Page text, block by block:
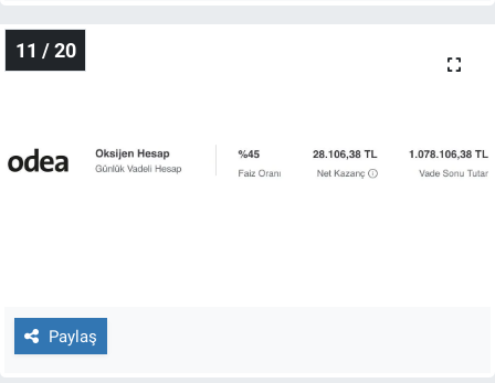
11 / 20
Paylaş